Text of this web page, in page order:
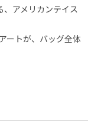
アメリカンテイス
ートが、バッグ全体